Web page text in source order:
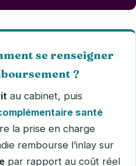
se renseigner
?
au cabinet, puis
santé
la prise en charge
rembourse l’inlay sur
par rapport au coût réel